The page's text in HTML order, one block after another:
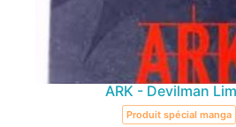
ARK - Devilman
Produit spécial manga